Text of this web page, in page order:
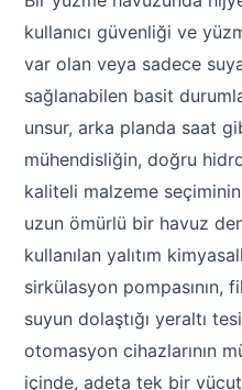
Yosun Önleyici
Havuz Suyu Parlatıcı
Çöktürücü
Havuz PH
Sıvı pH Düşürücü
pH Yükseltici
Hayward Havuz
Bwt Havuz Robotları
Spino Havuz
Dozaj Pompası
Havuz Trafoları
Krom Led
Süs Havuzu
Havuz Merdiven
Havuz Filtreleri
Havuz Dip
Abs Skimmer
Havuz Dozaj
kullanıcı güvenliği ve
var olan veya sadece
sağlanabilen basit
unsur, arka planda saat
mühendisliğin, doğru
kaliteli malzeme seçiminin
uzun ömürlü bir havuz
kullanılan yalıtım
sirkülasyon pompasının,
suyun dolaştığı yeraltı
otomasyon cihazlarının
içinde, adeta tek bir vücut